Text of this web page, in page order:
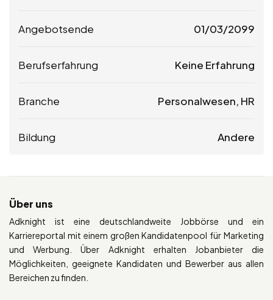
Angebotsende 01/03/2099
Berufserfahrung Keine Erfahrung
Branche Personalwesen, HR
Bildung Andere
Über uns
Adknight ist eine deutschlandweite Jobbörse und ein
Karriereportal mit einem großen Kandidatenpool für Marketing
und Werbung. Über Adknight erhalten Jobanbieter die
Möglichkeiten, geeignete Kandidaten und Bewerber aus allen
Bereichen zu finden.